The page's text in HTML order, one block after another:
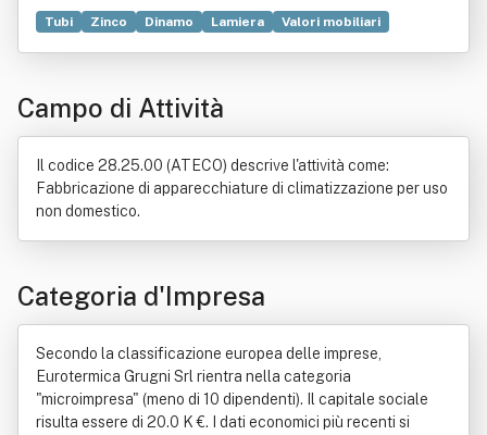
Tubi Zinco Dinamo Lamiera
Valori mobiliari
Poliuretano
Costruzione
Campo di Attività
Il codice 28.25.00 (ATECO) descrive l'attività come:
Fabbricazione di apparecchiature di climatizzazione per uso
non domestico.
Categoria d'Impresa
Secondo la classificazione europea delle imprese,
Eurotermica Grugni Srl rientra nella categoria
"microimpresa" (meno di 10 dipendenti). Il capitale sociale
risulta essere di 20.0 K €. I dati economici più recenti si